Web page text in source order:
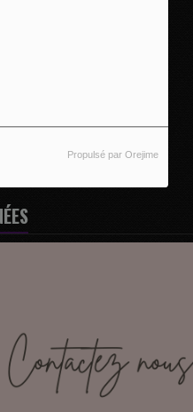
Propulsé par Orejime